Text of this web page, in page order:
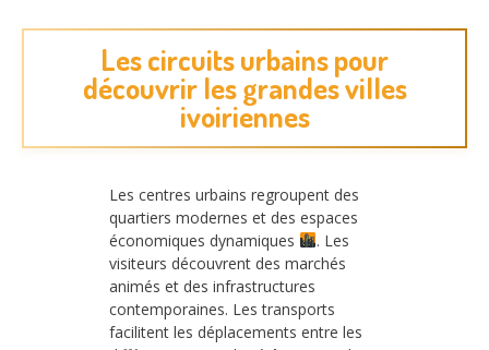
Les circuits urbains pour
découvrir les grandes villes
ivoiriennes
Les centres urbains regroupent des
quartiers modernes et des espaces
économiques dynamiques
. Les
visiteurs découvrent des marchés
animés et des infrastructures
contemporaines. Les transports
facilitent les déplacements entre les